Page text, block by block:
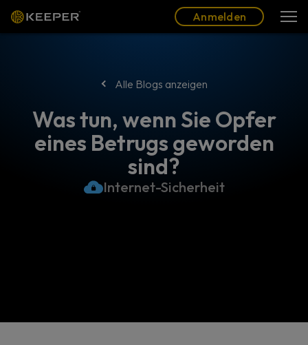
Anmelden
Alle Blogs anzeigen
Was tun, wenn Sie Opfer
eines Betrugs geworden
sind?
Internet-Sicherheit